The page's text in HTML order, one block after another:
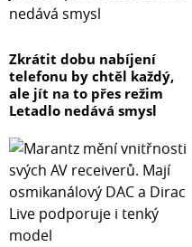
Zkrátit dobu nabíjení
telefonu by chtěl každý,
ale jít na to přes režim
Letadlo nedává smysl